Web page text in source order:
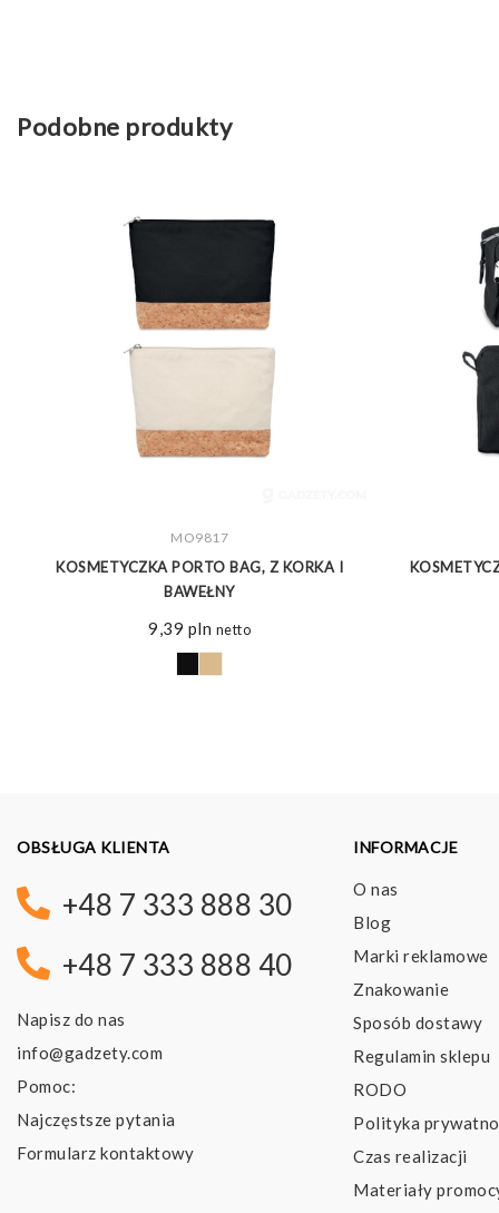
Podobne produkty
ZOBACZ WIĘCEJ
MO9817
KOSMETYCZKA PORTO BAG, Z KORKA I
BAWEŁNY
9,39 pln netto
OBSŁUGA KLIENTA
+48 7 333 888 30
+48 7 333 888 40
Napisz do nas
info@gadzety.com
Pomoc:
Najczęstsze pytania
Formularz kontaktowy
INFORMACJE
O nas
Blog
Marki reklamowe
Znakowanie
Sposób dostawy
Regulamin sklepu
RODO
Polityka
Czas realizacji
Materiały